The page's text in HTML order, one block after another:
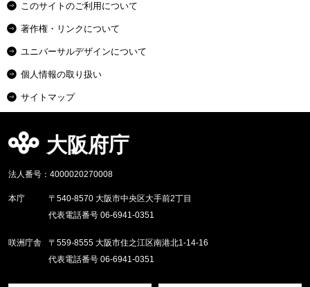
このサイトのご利用について
著作権・リンクについて
ユニバーサルデザインについて
個人情報の取り扱い
サイトマップ
大阪府庁
法人番号：4000020270008
本庁
〒540-8570 大阪市中央区大手前2丁目
代表電話番号 06-6941-0351
咲洲庁舎
〒559-8555 大阪市住之江区南港北1-14-16
代表電話番号 06-6941-0351